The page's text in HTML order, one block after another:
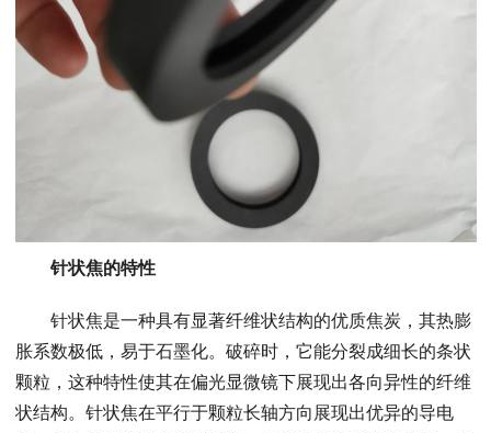
针状焦的特性
针状焦是一种具有显著纤维状结构的优质焦炭，其热膨
胀系数极低，易于石墨化。破碎时，它能分裂成细长的条状
颗粒，这种特性使其在偏光显微镜下展现出各向异性的纤维
状结构。针状焦在平行于颗粒长轴方向展现出优异的导电